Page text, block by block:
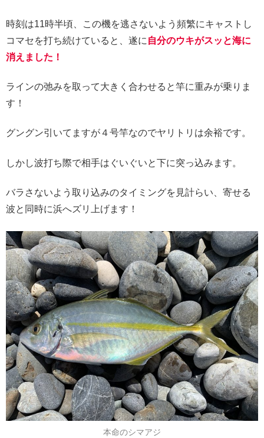
時刻は11時半頃、この機を逃さないよう頻繁にキャストし
コマセを打ち続けていると、遂に 自分のウキがスッと海に
消えました！
ラインの弛みを取って大きく合わせると竿に重みが乗りま
す！
グングン引いてますが４号竿なのでヤリトリは余裕です。
しかし波打ち際で相手はぐいぐいと下に突っ込みます。
バラさないよう取り込みのタイミングを見計らい、寄せる
波と同時に浜へズリ上げます！
本命のシマアジ